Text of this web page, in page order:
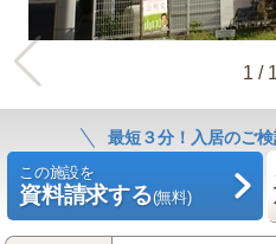
1 /
最短３分！入居のご
この施設を
資料請求する(無料)